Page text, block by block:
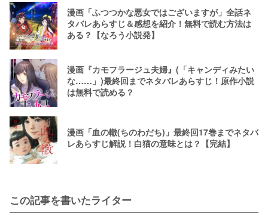
漫画「ふつつかな悪女ではございますが」全話ネ
タバレあらすじ＆感想を紹介！無料で読む方法は
ある？【なろう小説発】
漫画『カモフラージュ夫婦』(「キャンディみたい
な……」)最終回までネタバレあらすじ！原作小説
は無料で読める？
漫画「血の轍(ちのわだち)」最終回17巻までネタバ
レあらすじ解説！白猫の意味とは？【完結】
この記事を書いたライター